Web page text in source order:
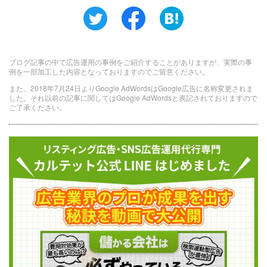
ブログ記事の中で広告運用の事例をご紹介することがありますが、実際の事
例を一部加工した内容となっておりますのでご留意ください。
また、2018年7月24日よりGoogle AdWordsはGoogle広告に名称変更されま
した。それ以前の記事に関してはGoogle AdWordsと表記されておりますので
ご了承ください。